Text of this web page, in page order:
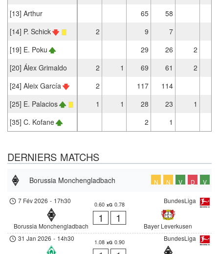
[13] Arthur 65 58
[14] P. Schick
2 9
7
[19] E. Poku
29 26 2
[20] Álex Grimaldo
2 1 69 61 2
[24] Aleix García
2 117 114
[25] E. Palacios
1 1 28 23 1
[35] C. Kofane
2 1
DERNIERS MATCHS
Borussia Monchengladbach N N V D V
BundesLiga
7 Fév 2026 - 17h30
Borussia Monchengladbach
0.60 xG 0.78
1 1
Bayer Leverkusen
BundesLiga
31 Jan 2026 - 14h30 1.08 xG 0.90